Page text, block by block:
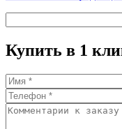
Купить в 1